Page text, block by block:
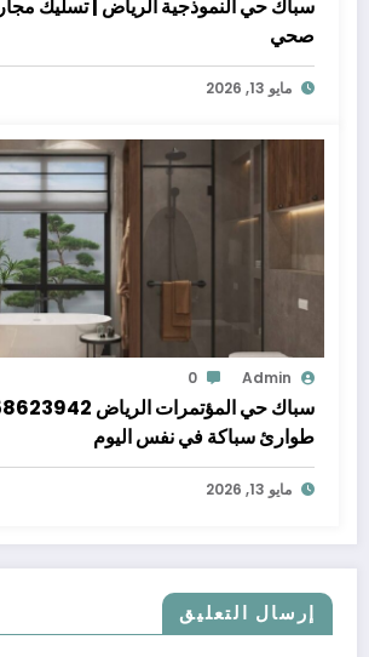
سباك حي النموذجية الرياض | تسليك
صحي
مايو 13, 2026
Admin
0
طوارئ سباكة في نفس اليوم
مايو 13, 2026
إرسال التعليق